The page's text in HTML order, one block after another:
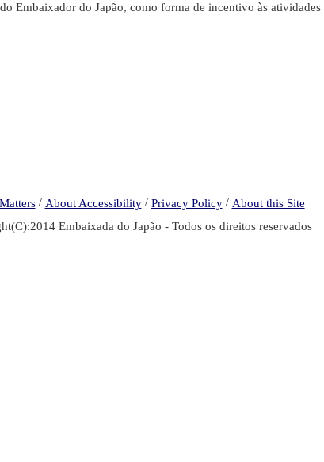
Embaixador do Japão, como forma de incentivo às atividades
/ About Accessibility / Privacy Policy / About this Site
Embaixada do Japão - Todos os direitos reservados